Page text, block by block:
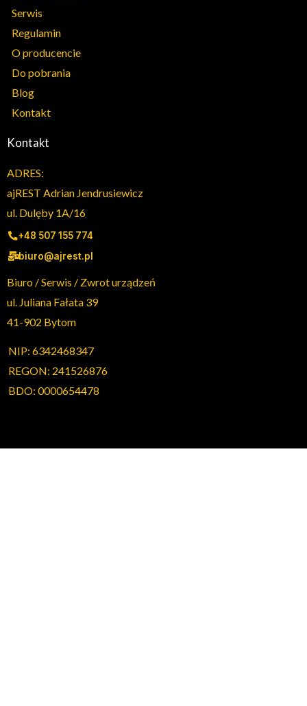
Serwis
Regulamin
O producencie
Do pobrania
Blog
Kontakt
Kontakt
ADRES:
ajREST Adrian Jendrusiewicz
ul. Dulęby 1A/16
+48 507 155 774
biuro@ajrest.pl
Biuro / Serwis / Zwrot urządzeń
ul. Juliana Fałata 39
41-902 Bytom
NIP: 6342468347
REGON: 241526876
BDO: 0000654478